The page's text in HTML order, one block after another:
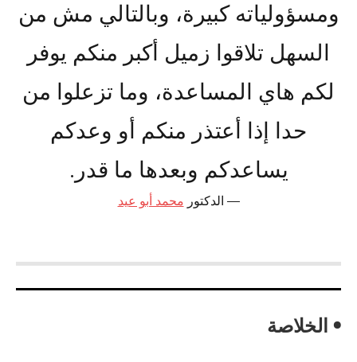
ومسؤولياته كبيرة، وبالتالي مش من
السهل تلاقوا زميل أكبر منكم يوفر
لكم هاي المساعدة، وما تزعلوا من
حدا إذا أعتذر منكم أو وعدكم
يساعدكم وبعدها ما قدر.
الدكتور محمد أبو عيد
• الخلاصة